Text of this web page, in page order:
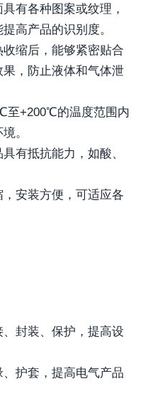
有各种图案或纹理，
高产品的识别度。
缩后，能够紧密贴合
，防止液体和气体泄
至+200℃的温度范围内
。
有抵抗能力，如酸、
安装方便，可适应各
封装、保护，提高设
护套，提高电气产品